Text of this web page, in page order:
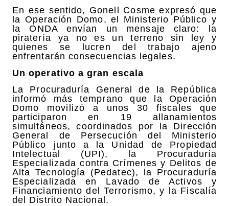
En ese sentido, Gonell Cosme expresó que
la Operación Domo, el Ministerio Público y
la ONDA envían un mensaje claro: la
piratería ya no es un terreno sin ley y
quienes se lucren del trabajo ajeno
enfrentarán consecuencias legales.
Un operativo a gran escala
La Procuraduría General de la República
informó más temprano que la Operación
Domo movilizó a unos 30 fiscales que
participaron en 19 allanamientos
simultáneos, coordinados por la Dirección
General de Persecución del Ministerio
Público junto a la Unidad de Propiedad
Intelectual (UPI), la Procuraduría
Especializada contra Crímenes y Delitos de
Alta Tecnología (Pedatec), la Procuraduría
Especializada en Lavado de Activos y
Financiamiento del Terrorismo, y la Fiscalía
del Distrito Nacional.